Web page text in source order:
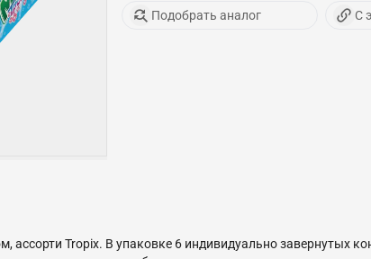
Подобрать аналог С
Tropix. В упаковке 6 индивидуально завернутых